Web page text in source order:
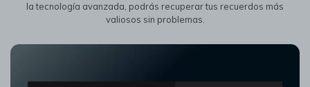
la tecnología avanzada, podrás recuperar tus recuerdos más
valiosos sin problemas.󠀲󠀡󠀢󠀤󠀳